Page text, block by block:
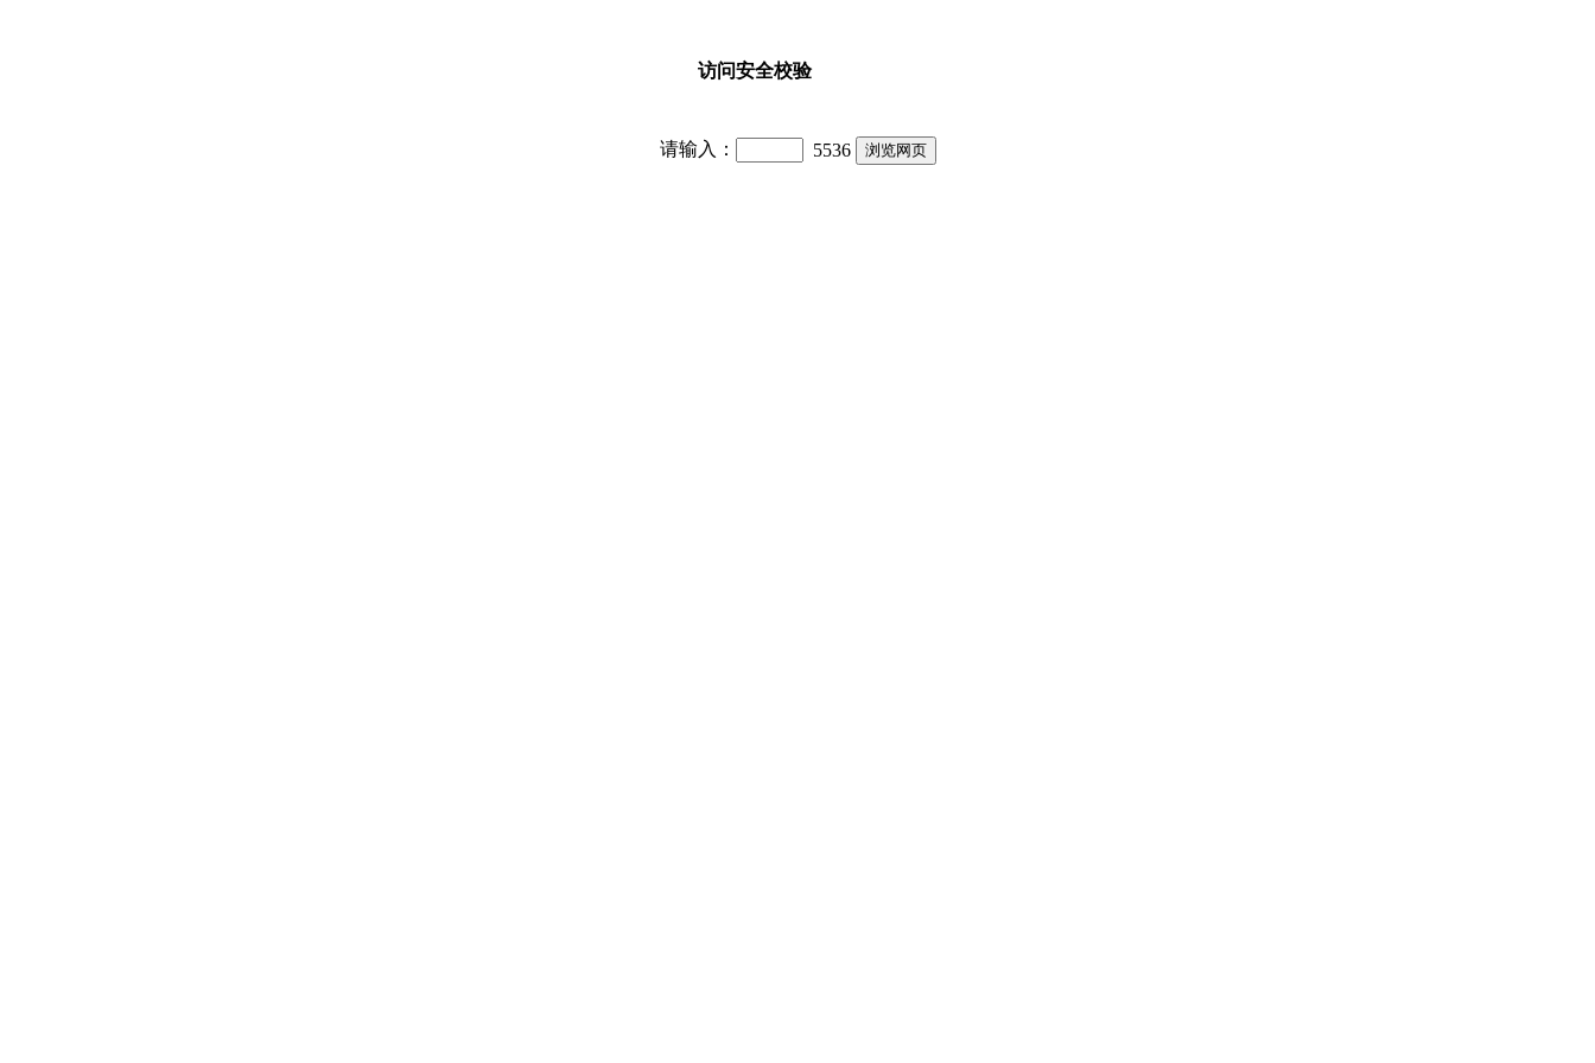
访问安全校验
请输入： 5536